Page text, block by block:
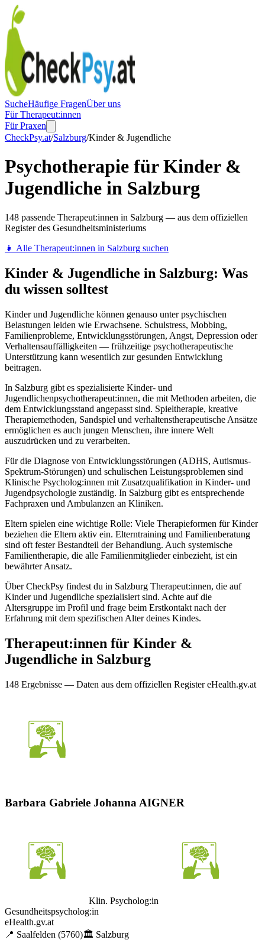
SucheHäufige FragenÜber uns
Für Therapeut:innen
Für Praxen
CheckPsy.at/Salzburg/Kinder & Jugendliche
Psychotherapie für Kinder &
Jugendliche in Salzburg
148 passende Therapeut:innen in Salzburg — aus dem offiziellen
Register des Gesundheitsministeriums
👧 Alle Therapeut:innen in Salzburg suchen
Kinder & Jugendliche in Salzburg: Was
du wissen solltest
Kinder und Jugendliche können genauso unter psychischen
Belastungen leiden wie Erwachsene. Schulstress, Mobbing,
Familienprobleme, Entwicklungsstörungen, Angst, Depression oder
Verhaltensauffälligkeiten — frühzeitige psychotherapeutische
Unterstützung kann wesentlich zur gesunden Entwicklung
beitragen.
In Salzburg gibt es spezialisierte Kinder- und
Jugendlichenpsychotherapeut:innen, die mit Methoden arbeiten, die
dem Entwicklungsstand angepasst sind. Spieltherapie, kreative
Therapiemethoden, Sandspiel und verhaltenstherapeutische Ansätze
ermöglichen es auch jungen Menschen, ihre innere Welt
auszudrücken und zu verarbeiten.
Für die Diagnose von Entwicklungsstörungen (ADHS, Autismus-
Spektrum-Störungen) und schulischen Leistungsproblemen sind
Klinische Psycholog:innen mit Zusatzqualifikation in Kinder- und
Jugendpsychologie zuständig. In Salzburg gibt es entsprechende
Fachpraxen und Ambulanzen an Kliniken.
Eltern spielen eine wichtige Rolle: Viele Therapieformen für Kinder
beziehen die Eltern aktiv ein. Elterntraining und Familienberatung
sind oft fester Bestandteil der Behandlung. Auch systemische
Familientherapie, die alle Familienmitglieder einbezieht, ist ein
bewährter Ansatz.
Über CheckPsy findest du in Salzburg Therapeut:innen, die auf
Kinder und Jugendliche spezialisiert sind. Achte auf die
Altersgruppe im Profil und frage beim Erstkontakt nach der
Erfahrung mit dem spezifischen Alter deines Kindes.
Therapeut:innen für Kinder &
Jugendliche in Salzburg
148 Ergebnisse — Daten aus dem offiziellen Register eHealth.gv.at
Barbara Gabriele Johanna AIGNER
Klin. Psycholog:in
Gesundheitspsycholog:in
eHealth.gv.at
📍 Saalfelden (5760)🏛️ Salzburg